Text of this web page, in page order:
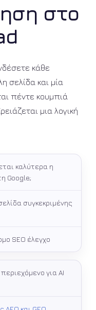
στο
κάθε
σελίδα και μία
πέντε κουμπιά
μια λογική
καλύτερα η
Google;
συγκεκριμένης
SEO έλεγχο
για AI